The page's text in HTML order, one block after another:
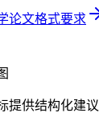
论文格式要求
提供结构化建议